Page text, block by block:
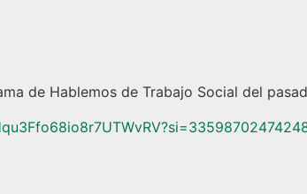
de Hablemos de Trabajo Social del